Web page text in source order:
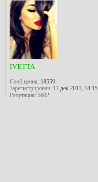
IVETTA
Сообщения:18559
Зарегистрирован:17 дек 2013, 18:15
Репутация: 5602